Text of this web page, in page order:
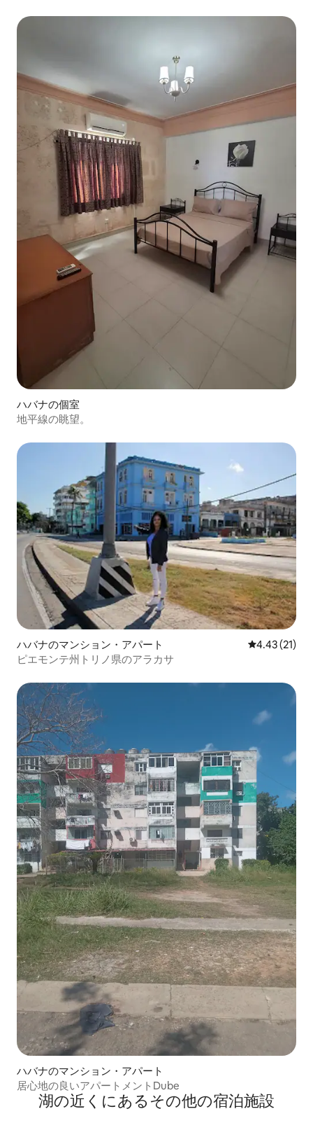
ハバナの個室
地平線の眺望。
ハバナのマンション・アパート レビュー21
4.43 (21)
ピエモンテ州トリノ県のアラカサ
ハバナのマンション・アパート
居心地の良いアパートメントDube
湖の近くにあるその他の宿泊施設